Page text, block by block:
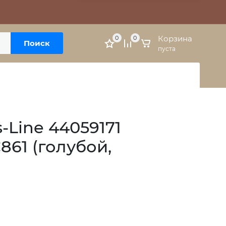
Личный кабинет
Поиск
0 0 Корзина
пуста
44059171
(голубой,